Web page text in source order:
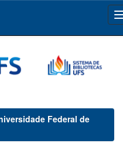
Federal de